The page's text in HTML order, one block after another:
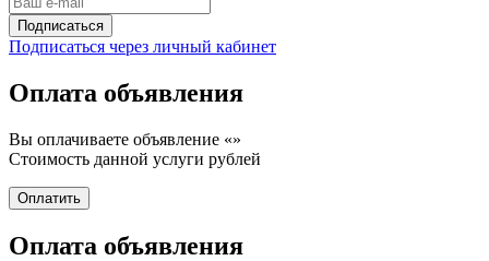
Подписаться через личный кабинет
Оплата объявления
Вы оплачиваете объявление «»
Стоимость данной услуги рублей
Оплата объявления